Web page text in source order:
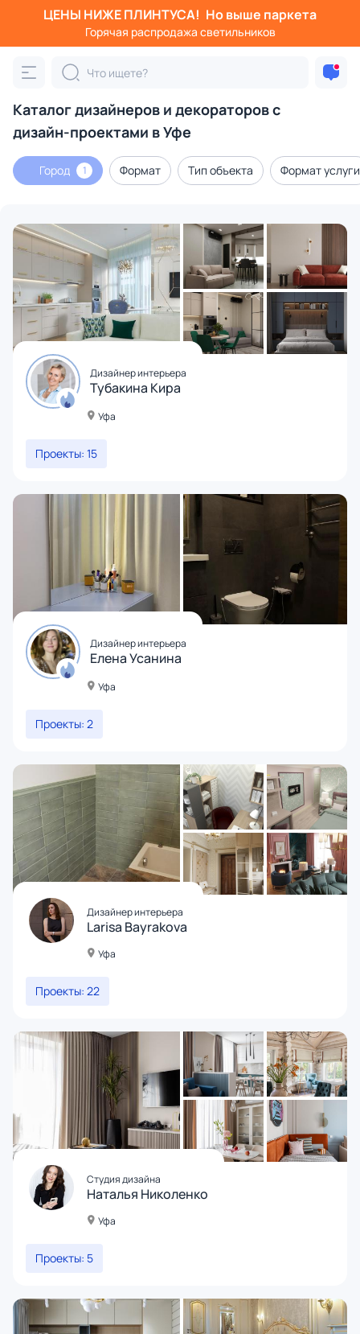
ЦЕНЫ НИЖЕ ПЛИНТУСА! Но выше паркета
Горячая распродажа светильников
Каталог дизайнеров и декораторов с
дизайн-проектами в Уфе
Город 1 Формат Тип объекта Формат услуги
Дизайнер интерьера
Тубакина Кира
Уфа
Проекты: 15
Дизайнер интерьера
Елена Усанина
Уфа
Проекты: 2
Дизайнер интерьера
Larisa Bayrakova
Уфа
Проекты: 22
Студия дизайна
Наталья Николенко
Уфа
Проекты: 5